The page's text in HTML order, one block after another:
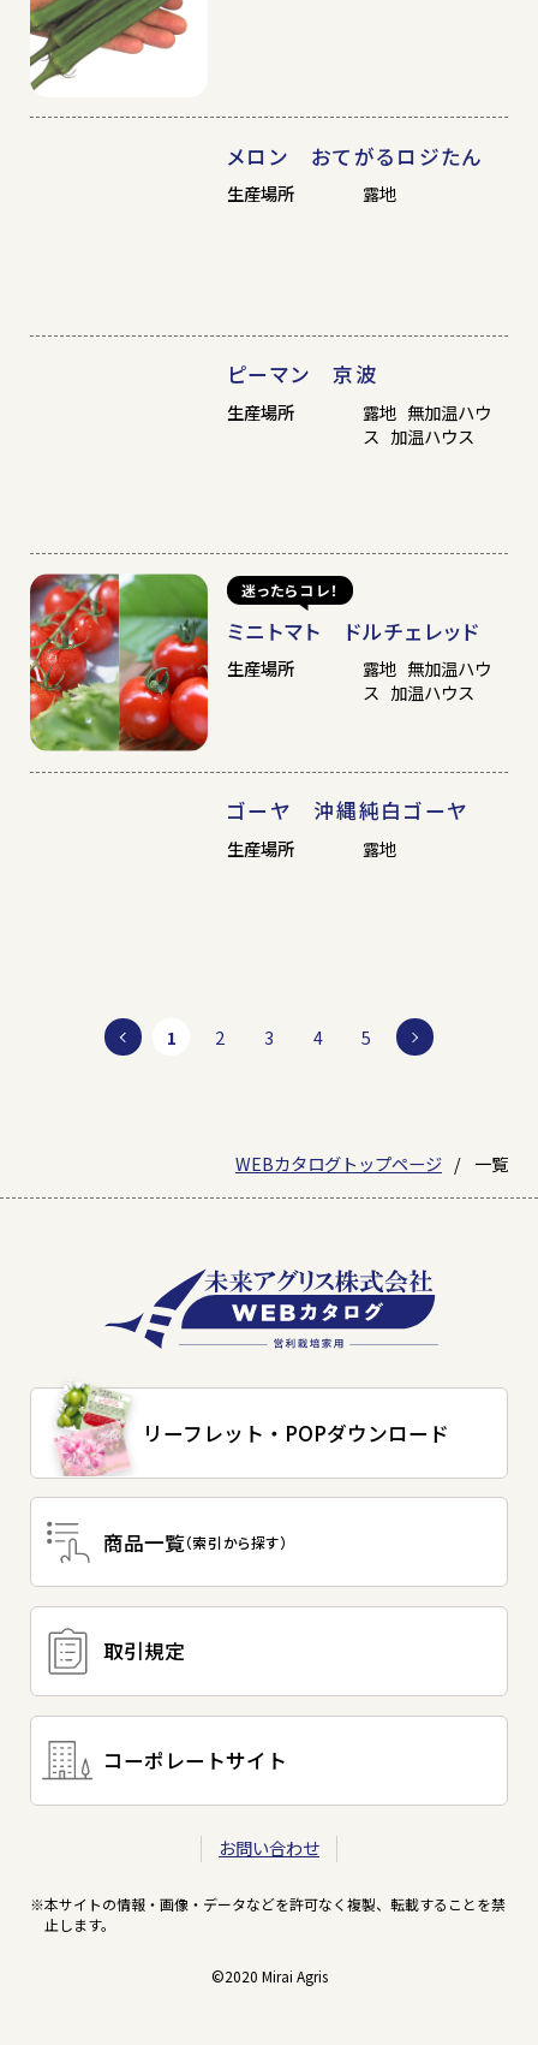
メロン おてがるロジたん
生産場所 露地
ピーマン 京波
生産場所
露地 無加温ハウ
ス 加温ハウス
迷ったらコレ！
ミニトマト ドルチェレッド
生産場所
露地 無加温ハウ
ス 加温ハウス
ゴーヤ 沖縄純白ゴーヤ
生産場所 露地
1 2 3 4 5
WEBカタログトップページ 一覧
リーフレット・ POPダウンロード
商品一覧（索引から探す）
取引規定
コーポレートサイト
お問い合わせ
本サイトの情報・画像・データなどを許可なく複製、転載することを禁
止します。
©2020 Mirai Agris